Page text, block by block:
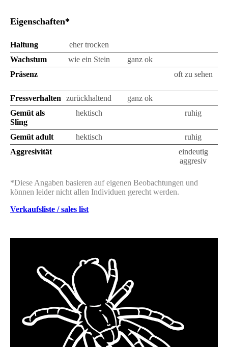
Eigenschaften*
Haltung eher trocken
Wachstum
wie ein Stein ganz ok
Präsenz
oft zu sehen
Fressverhalten zurückhaltend ganz ok
Gemüt als
Sling
hektisch ruhig
Gemüt adult hektisch
ruhig
Aggresivität
eindeutig
aggresiv
*Diese Angaben basieren auf eigenen Beobachtungen und
können leider nicht allen Individuen gerecht werden.
Verkaufsliste / sales list